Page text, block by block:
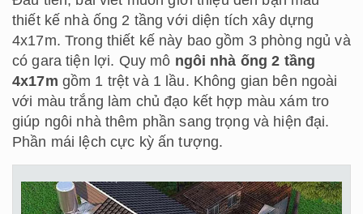
thiết kế nhà ống 2 tầng với diện tích xây dựng
4x17m. Trong thiết kế này bao gồm 3 phòng ngủ và
có gara tiện lợi. Quy mô ngôi nhà ống 2 tầng
4x17m gồm 1 trệt và 1 lầu. Không gian bên ngoài
với màu trắng làm chủ đạo kết hợp màu xám tro
giúp ngôi nhà thêm phần sang trọng và hiện đại.
Phần mái lệch cực kỳ ấn tượng.